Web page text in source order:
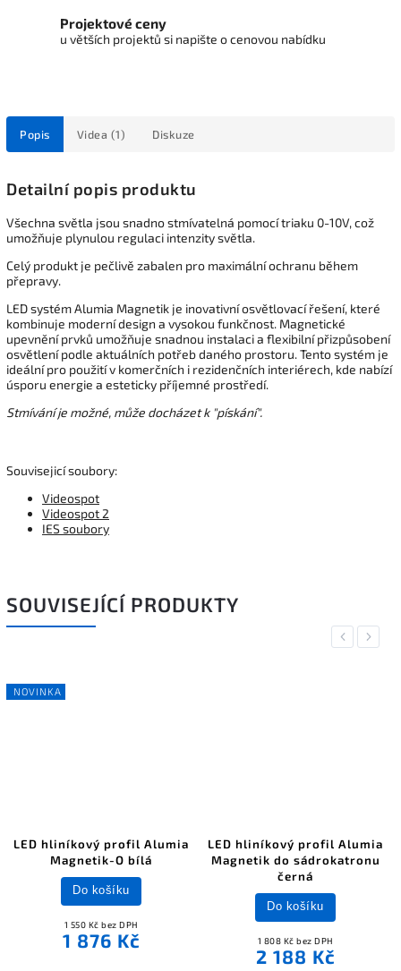
Projektové ceny
u větších projektů si napište o cenovou nabídku
Popis Videa (1) Diskuze
Detailní popis produktu
Všechna světla jsou snadno stmívatelná pomocí triaku 0-10V, což
umožňuje plynulou regulaci intenzity světla.
Celý produkt je pečlivě zabalen pro maximální ochranu během
přepravy.
LED systém Alumia Magnetik je inovativní osvětlovací řešení, které
kombinuje moderní design a vysokou funkčnost. Magnetické
upevnění prvků umožňuje snadnou instalaci a flexibilní přizpůsobení
osvětlení podle aktuálních potřeb daného prostoru. Tento systém je
ideální pro použití v komerčních i rezidenčních interiérech, kde nabízí
úsporu energie a esteticky příjemné prostředí.
Stmívání je možné, může docházet k "pískání".
Souvisejicí soubory:
Videospot
Videospot 2
IES soubory
SOUVISEJÍCÍ PRODUKTY
Previous
NOVINKA
LED hliníkový profil Alumia
Magnetik-O bílá
1 550 Kč bez DPH
1 876 Kč
Do košíku
LED hliníkový profil Alumia
Magnetik do sádrokatronu
černá
1 808 Kč bez DPH
2 188 Kč
Do košíku
Next